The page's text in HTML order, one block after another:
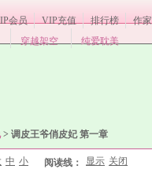
会员 VIP充值 排行榜 作
穿越架空 纯爱耽美
> 调皮王爷俏皮妃 第一章
中 小 阅读线： 显示 关闭